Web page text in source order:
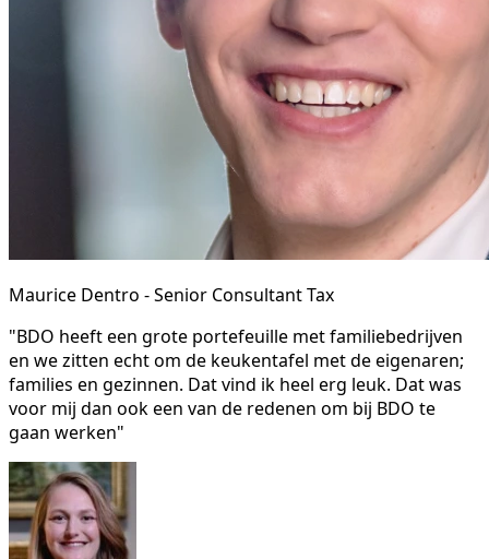
Maurice Dentro - Senior Consultant Tax
"BDO heeft een grote portefeuille met familiebedrijven
en we zitten echt om de keukentafel met de eigenaren;
families en gezinnen. Dat vind ik heel erg leuk. Dat was
voor mij dan ook een van de redenen om bij BDO te
gaan werken"